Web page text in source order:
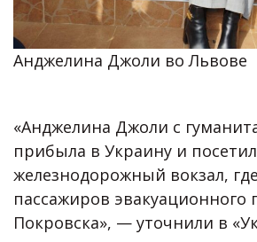
Анджелина Джоли во Львове
«Анджелина Джоли с
прибыла в Украину и
железнодорожный вокзал,
пассажиров эвакуационного
Покровска», — уточнили в